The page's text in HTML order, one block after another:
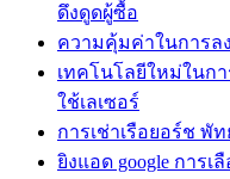
ดึงดูดผู้ซื้อ
ความคุ้มค่าในการล
เทคโนโลยีใหม่ในก
ใช้เลเซอร์
การเช่าเรือยอร์ช พั
ยิงแอด google การ